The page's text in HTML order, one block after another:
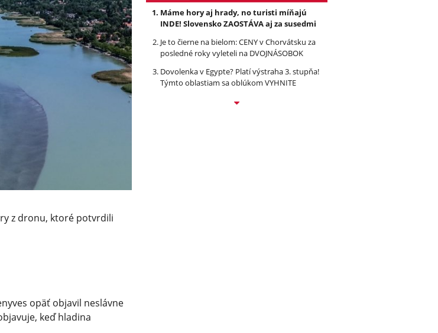
z dronu, ktoré potvrdili
opäť objavil neslávne
keď hladina
Máme hory aj hrady, no turisti míňajú
INDE! Slovensko ZAOSTÁVA aj za susedmi
Je to čierne na bielom: CENY v Chorvátsku za
posledné roky vyleteli na DVOJNÁSOBOK
Dovolenka v Egypte? Platí výstraha 3. stupňa!
Týmto oblastiam sa oblúkom VYHNITE